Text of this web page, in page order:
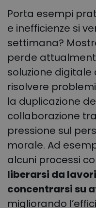
Porta esempi
e inefficienze si
settimana?
perde
soluzione
risolvere
la duplicazione
collaborazione
pressione sul
morale. Ad
alcuni processi
liberarsi da
concentrarsi su
migliorando